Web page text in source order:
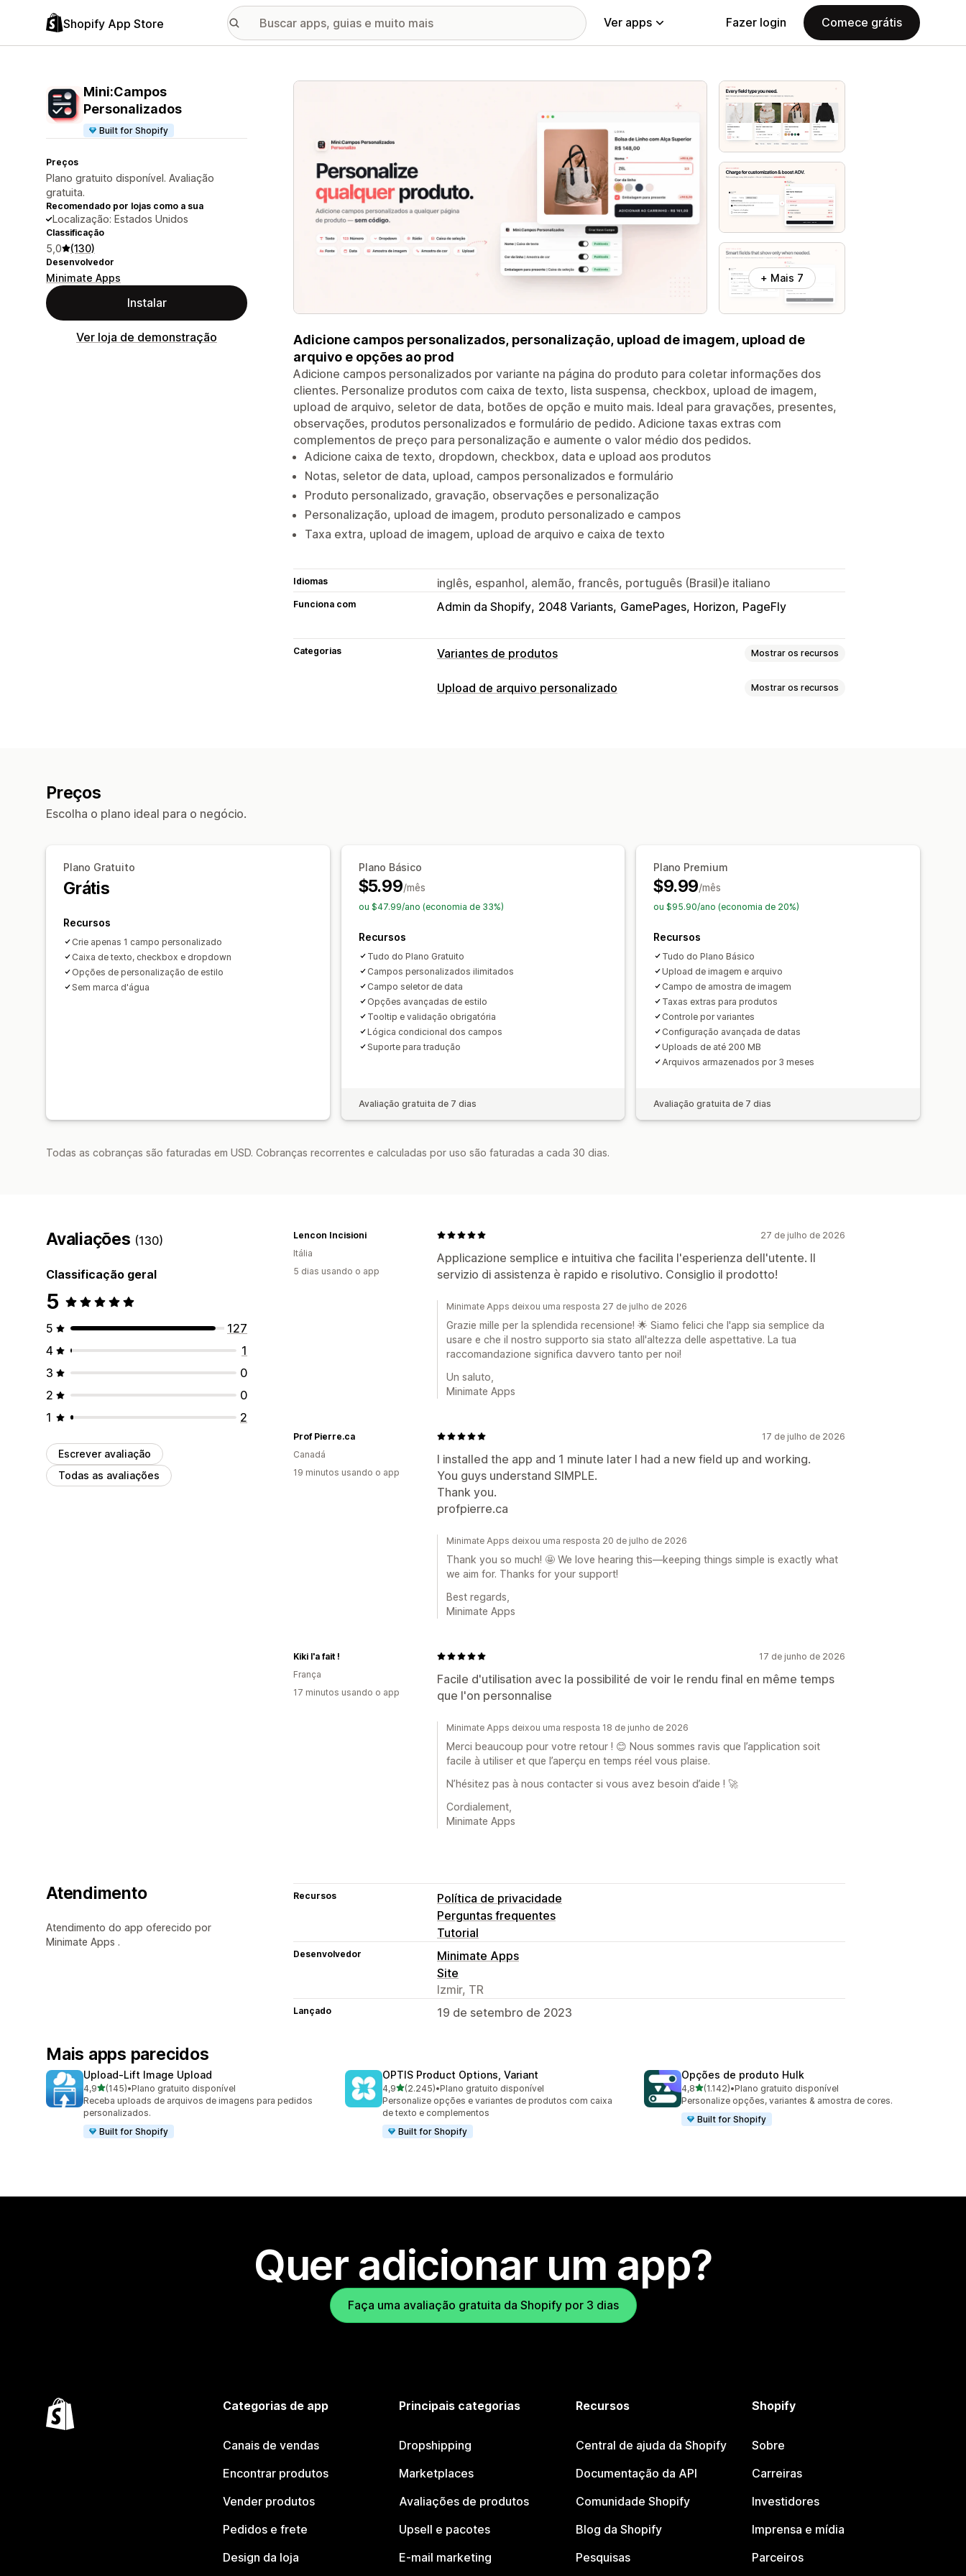
Shopify App Store Ver apps Fazer login Comece grátis
Mini:Campos
Personalizados
Built for Shopify
Preços
Plano gratuito disponível. Avaliação
gratuita.
Recomendado por lojas como a sua
Localização: Estados Unidos
Classificação
5,0 (130)
Desenvolvedor
Minimate Apps
Instalar
Ver loja de demonstração
Galeria de imagens em destaque
+ Mais 7
Adicione campos personalizados, personalização, upload de imagem, upload de
arquivo e opções ao prod
Adicione campos personalizados por variante na página do produto para coletar informações dos
clientes. Personalize produtos com caixa de texto, lista suspensa, checkbox, upload de imagem,
upload de arquivo, seletor de data, botões de opção e muito mais. Ideal para gravações, presentes,
observações, produtos personalizados e formulário de pedido. Adicione taxas extras com
complementos de preço para personalização e aumente o valor médio dos pedidos.
Adicione caixa de texto, dropdown, checkbox, data e upload aos produtos
Notas, seletor de data, upload, campos personalizados e formulário
Produto personalizado, gravação, observações e personalização
Personalização, upload de imagem, produto personalizado e campos
Taxa extra, upload de imagem, upload de arquivo e caixa de texto
Idiomas inglês, espanhol, alemão, francês, português (Brasil)e italiano
Funciona com Admin da Shopify 2048 Variants GamePages Horizon PageFly
Categorias Variantes de produtos Mostrar os recursos
Personalização
Upload de arquivo personalizado Mostrar os recursos
Preços
Escolha o plano ideal para o negócio.
Plano Gratuito
Grátis
Recursos
Crie apenas 1 campo personalizado
Caixa de texto, checkbox e dropdown
Opções de personalização de estilo
Sem marca d'água
Plano Básico
$5.99/mês
ou $47.99/ano (economia de 33%)
Recursos
Tudo do Plano Gratuito
Campos personalizados ilimitados
Campo seletor de data
Opções avançadas de estilo
Tooltip e validação obrigatória
Lógica condicional dos campos
Suporte para tradução
Avaliação gratuita de 7 dias
Plano Premium
$9.99/mês
ou $95.90/ano (economia de 20%)
Recursos
Tudo do Plano Básico
Upload de imagem e arquivo
Campo de amostra de imagem
Taxas extras para produtos
Controle por variantes
Configuração avançada de datas
Uploads de até 200 MB
Arquivos armazenados por 3 meses
Avaliação gratuita de 7 dias
Todas as cobranças são faturadas em USD. Cobranças recorrentes e calculadas por uso são faturadas a cada 30 dias.
Avaliações (130)
Classificação geral
5
5
127
4
1
3
0
2
0
1
2
Escrever avaliação
Todas as avaliações
27 de julho de 2026
Applicazione semplice e intuitiva che facilita l'esperienza dell'utente. Il
servizio di assistenza è rapido e risolutivo. Consiglio il prodotto!
Lencon Incisioni
Itália
5 dias usando o app
Minimate Apps deixou uma resposta 27 de julho de 2026
Grazie mille per la splendida recensione! 🌟 Siamo felici che l'app sia semplice da
usare e che il nostro supporto sia stato all'altezza delle aspettative. La tua
raccomandazione significa davvero tanto per noi!
Un saluto,
Minimate Apps
17 de julho de 2026
I installed the app and 1 minute later I had a new field up and working.
You guys understand SIMPLE.
Thank you.
profpierre.ca
Prof Pierre.ca
Canadá
19 minutos usando o app
Minimate Apps deixou uma resposta 20 de julho de 2026
Thank you so much! 🤩 We love hearing this—keeping things simple is exactly what
we aim for. Thanks for your support!
Best regards,
Minimate Apps
17 de junho de 2026
Facile d'utilisation avec la possibilité de voir le rendu final en même temps
que l'on personnalise
Kiki l'a fait !
França
17 minutos usando o app
Minimate Apps deixou uma resposta 18 de junho de 2026
Merci beaucoup pour votre retour ! 😊 Nous sommes ravis que l’application soit
facile à utiliser et que l’aperçu en temps réel vous plaise.
N’hésitez pas à nous contacter si vous avez besoin d’aide ! 🚀
Cordialement,
Minimate Apps
Atendimento
Atendimento do app oferecido por
Minimate Apps .
Recursos
Política de privacidade
Perguntas frequentes
Tutorial
Desenvolvedor
Minimate Apps
Site
Izmir, TR
Lançado 19 de setembro de 2023
Mais apps parecidos
Upload‑Lift Image Upload
4,9de 5 estrelas
(145)
145 avaliações ao todo
•Plano gratuito disponível
Receba uploads de arquivos de imagens para pedidos
personalizados.
Built for Shopify
OPTIS Product Options, Variant
4,9de 5 estrelas
(2.245)
2245 avaliações ao todo
•Plano gratuito disponível
Personalize opções e variantes de produtos com caixa
de texto e complementos
Built for Shopify
Opções de produto Hulk
4,8de 5 estrelas
(1.142)
1142 avaliações ao todo
•Plano gratuito disponível
Personalize opções, variantes & amostra de cores.
Built for Shopify
Quer adicionar um app?
Faça uma avaliação gratuita da Shopify por 3 dias
Categorias de app
Canais de vendas
Encontrar produtos
Vender produtos
Pedidos e frete
Design da loja
Principais categorias
Dropshipping
Marketplaces
Avaliações de produtos
Upsell e pacotes
E-mail marketing
Recursos
Central de ajuda da Shopify
Documentação da API
Comunidade Shopify
Blog da Shopify
Pesquisas
Shopify
Sobre
Carreiras
Investidores
Imprensa e mídia
Parceiros